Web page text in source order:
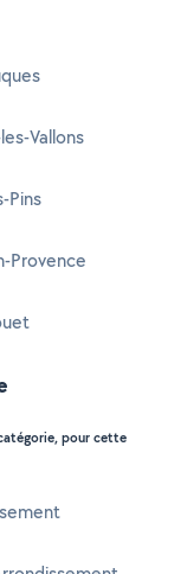
Vallons
Pins
Provence
pour cette